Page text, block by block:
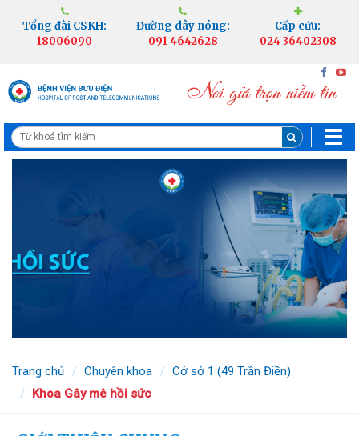
Tổng đài CSKH:
18006090
Đường dây nóng:
091 4642628
Cấp cứu:
024 36402308
Trang chủ Chuyên khoa
Cở sở 1 (49 Trần Điền)
Khoa Gây mê hồi sức